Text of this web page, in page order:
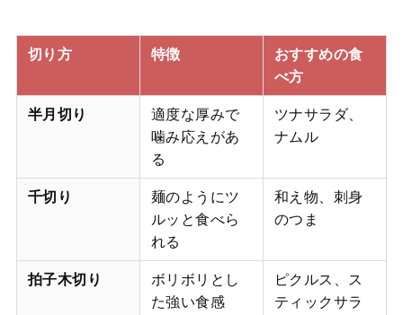
切り方 特徴
おすすめの食
べ方
半月切り
適度な厚みで
噛み応えがあ
る
ツナサラダ、
ナムル
千切り
麺のようにツ
ルッと食べら
れる
和え物、刺身
のつま
拍子木切り
ボリボリとし
た強い食感
ピクルス、ス
ティックサラ